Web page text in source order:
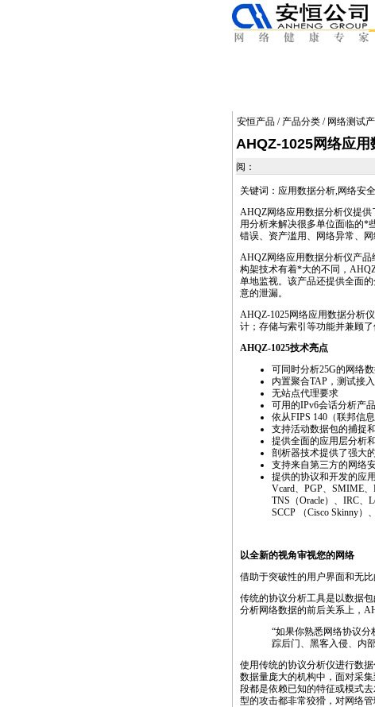
安恒产品 / 产品分类 / 网络测试
AHQZ-1025网络应用
阅：
关键词：应用数据分析,网络安
AHQZ网络应用数据分析仪提供
用分析来解决很多单位面临的*
错误、资产滥用、网络异常、网
AHQZ网络应用数据分析仪产
构架技术有着*大的不同，
单地监视。该产品还提供全面
意的泄漏。
AHQZ-1025网络应用数据分析
计；存储与索引等功能并兼顾
AHQZ-1025技术亮点
可同时分析25G的网络
内置聚合TAP，测试接
无站点代理要求
可用的IPv6会话分析产品
依从FIPS 140（联邦信
支持活动数据包的捕捉
提供全面的应用层分析
剖析器技术提供了强大
支持来自第三方的网络
提供的协议和开发的应
Vcard、PGP、SMIME
TNS（Oracle）、IRC、
SCCP （Cisco Skinny）
以全新的视角审视您的网络
借助于突破性的用户界面和无
传统的协议分析工具是以数据
分析网络数据的前后关系上，
“如果你熟悉网络协议
踪后门、黑客入侵、内
使用传统的协议分析仪进行数
数据量庞大的机构中，面对采
段都是依赖已知的特征或模式
型的攻击都非常狡猾，对网络管